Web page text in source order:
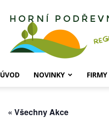
Horní
ÚVOD NOVINKY FIRMY
« Všechny Akce